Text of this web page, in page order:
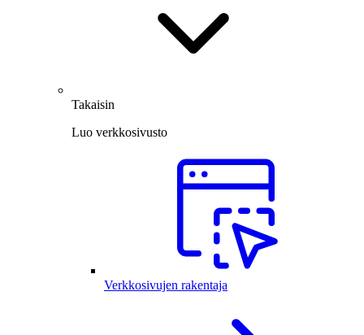
Takaisin
Luo verkkosivusto
Verkkosivujen rakentaja